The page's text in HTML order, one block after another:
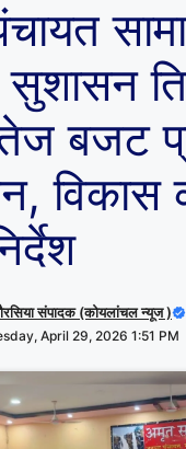
बजट
विकास
संपादक (कोयलांचल न्यूज )
April 29, 2026 1:51 PM